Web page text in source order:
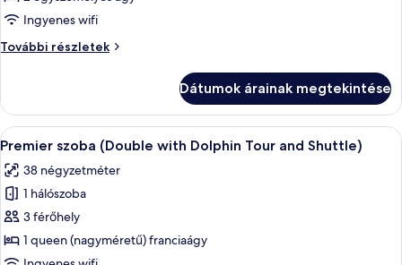
Premier
(Twin
Tour
and
Shuttle)
Ingyenes wifi
További részletek
Premier
Dolphin
Tour
and
további
részletei
Dátumok árainak megtekintése
A
következő
szoba
összes
képének
megtekintése:
Premier
Egy fehér ágyneművel borított ágy,
6
Premier szoba (Double with Dolphin Tour and Shuttle)
38 négyzetméter
1 hálószoba
3 férőhely
1 queen (nagyméretű) franciaágy